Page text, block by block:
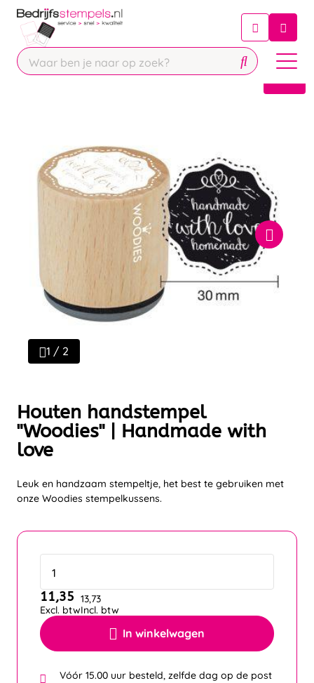
Chatbot
Chat 24/7 met onze chatbot voor
Contact
1 / 2
Houten handstempel
"Woodies" | Handmade with
love
Leuk en handzaam stempeltje, het best te gebruiken met
onze Woodies stempelkussens.
In winkelwagen
11,35
Excl. btw
13,73
Incl. btw
Vóór 15.00 uur besteld, zelfde dag op de post